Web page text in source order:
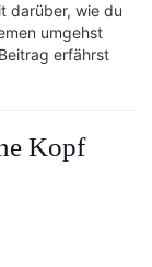
darüber, wie du
umgehst
erfährst
Kopf